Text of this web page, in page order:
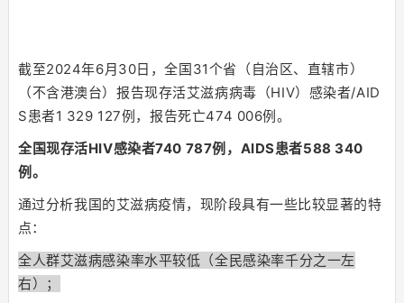
截至2024年6月30日，全国31个省（自治区、直辖市）
（不含港澳台）报告现存活艾滋病病毒（HIV）感染者/AID
S患者1 329 127例，报告死亡474 006例。
全国现存活HIV感染者740 787例，AIDS患者588 340
例。
通过分析我国的艾滋病疫情，现阶段具有一些比较显著的特
点：
全人群艾滋病感染率水平较低（全民感染率千分之一左
右）；